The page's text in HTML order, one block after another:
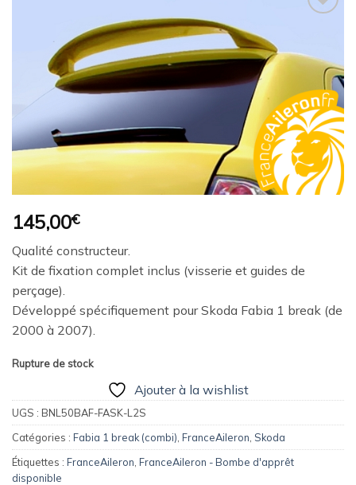
wishlist
145,00€
Qualité constructeur.
Kit de fixation complet inclus (visserie et guides de
perçage).
Développé spécifiquement pour Skoda Fabia 1 break (de
2000 à 2007).
Rupture de stock
Ajouter à la wishlist
UGS : BNL50BAF-FASK-L2S
Catégories : Fabia 1 break (combi) FranceAileron Skoda
Étiquettes : FranceAileron FranceAileron - Bombe d'apprêt
disponible